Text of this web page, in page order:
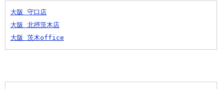
大阪 守口店
大阪 北摂茨木店
大阪 茨木office